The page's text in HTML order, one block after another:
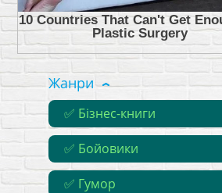
Жанри
✅ Бізнес-книги
✅ Бойовики
✅ Гумор